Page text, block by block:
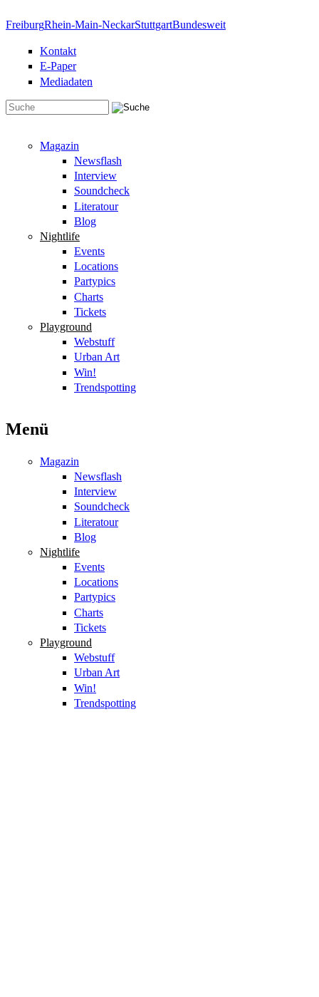
FreiburgRhein-Main-NeckarStuttgartBundesweit
Kontakt
E-Paper
Mediadaten
Magazin
Newsflash
Interview
Soundcheck
Literatour
Blog
Nightlife
Events
Locations
Partypics
Charts
Tickets
Playground
Webstuff
Urban Art
Win!
Trendspotting
Menü
Magazin
Newsflash
Interview
Soundcheck
Literatour
Blog
Nightlife
Events
Locations
Partypics
Charts
Tickets
Playground
Webstuff
Urban Art
Win!
Trendspotting